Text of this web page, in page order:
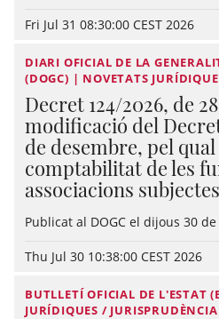
Fri Jul 31 08:30:00 CEST 2026
DIARI OFICIAL DE LA
(DOGC) | NOVETATS
Decret 124/2026, de
modificació del
de desembre, pel
comptabilitat de les
associacions
Publicat al DOGC el dijous 30
Thu Jul 30 10:38:00 CEST 2026
BUTLLETÍ OFICIAL DE L'ESTAT
JURÍDIQUES / JURISPRUDÈNCIA